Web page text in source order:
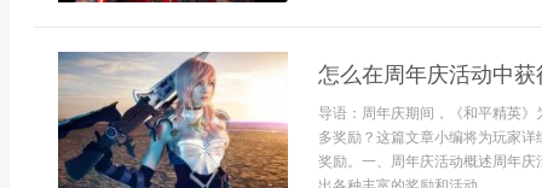
怎么在周年庆活动中
导语：周年庆期间，《和平精英
多奖励？这篇文章小编将为玩家
奖励。一、周年庆活动概述周年